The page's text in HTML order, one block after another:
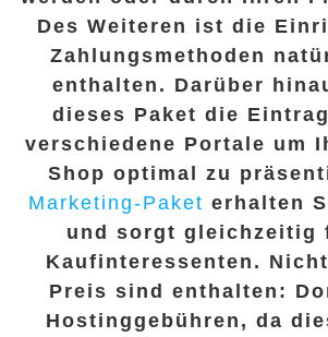
Des Weiteren ist die
Zahlungsmethoden
enthalten. Darüber
dieses Paket die
verschiedene Portale um
Shop optimal zu
Marketing-Paket erhalten
und sorgt gleichzeitig
Kaufinteressenten.
Preis sind enthalten:
Hostinggebühren, da